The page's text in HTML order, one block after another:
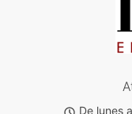
De lunes